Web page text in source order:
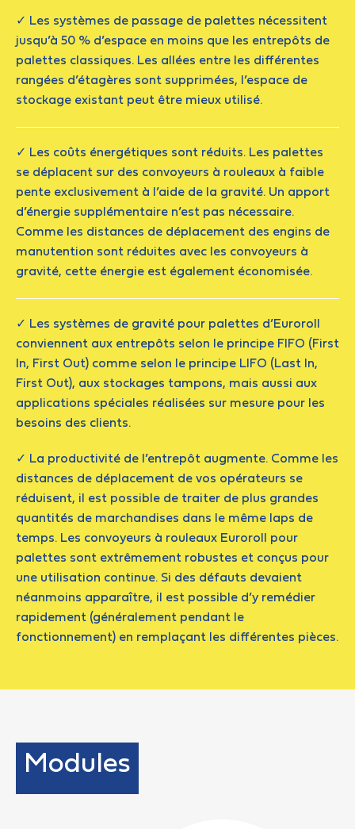
✓ Les systèmes de passage de palettes nécessitent
jusqu’à 50 % d’espace en moins que les entrepôts de
palettes classiques. Les allées entre les différentes
rangées d’étagères sont supprimées, l’espace de
stockage existant peut être mieux utilisé.
✓ Les coûts énergétiques sont réduits. Les palettes
se déplacent sur des convoyeurs à rouleaux à faible
pente exclusivement à l’aide de la gravité. Un apport
d’énergie supplémentaire n’est pas nécessaire.
Comme les distances de déplacement des engins de
manutention sont réduites avec les convoyeurs à
gravité, cette énergie est également économisée.
✓ Les systèmes de gravité pour palettes d’Euroroll
conviennent aux entrepôts selon le principe FIFO (First
In, First Out) comme selon le principe LIFO (Last In,
First Out), aux stockages tampons, mais aussi aux
applications spéciales réalisées sur mesure pour les
besoins des clients.
✓ La productivité de l’entrepôt augmente. Comme les
distances de déplacement de vos opérateurs se
réduisent, il est possible de traiter de plus grandes
quantités de marchandises dans le même laps de
temps. Les convoyeurs à rouleaux Euroroll pour
palettes sont extrêmement robustes et conçus pour
une utilisation continue. Si des défauts devaient
néanmoins apparaître, il est possible d’y remédier
rapidement (généralement pendant le
fonctionnement) en remplaçant les différentes pièces.
Modules